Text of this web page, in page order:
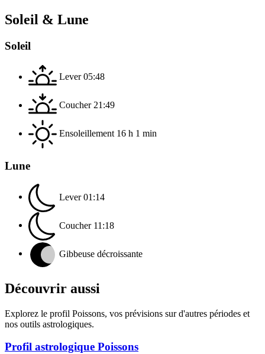
Soleil & Lune
Soleil
Lever 05:48
Coucher 21:49
Ensoleillement 16 h 1 min
Lune
Lever 01:14
Coucher 11:18
Gibbeuse décroissante
Découvrir aussi
Explorez le profil Poissons, vos prévisions sur d'autres périodes et
nos outils astrologiques.
Profil astrologique Poissons